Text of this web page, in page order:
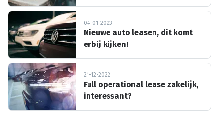
04-01-2023
Nieuwe auto leasen, dit komt
erbij kijken!
21-12-2022
Full operational lease zakelijk,
interessant?